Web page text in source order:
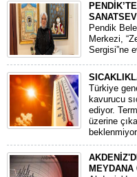
Pendik
Merkezi,
Sergisi”ne
Türkiye
kavurucu
ediyor.
üzerine
MEYDANA